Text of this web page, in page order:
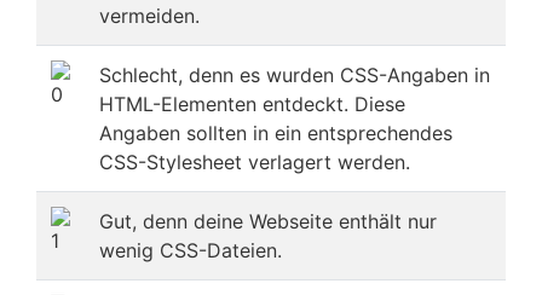
vermeiden.
Schlecht, denn es wurden CSS-Angaben in
HTML-Elementen entdeckt. Diese
Angaben sollten in ein entsprechendes
CSS-Stylesheet verlagert werden.
Gut, denn deine Webseite enthält nur
wenig CSS-Dateien.